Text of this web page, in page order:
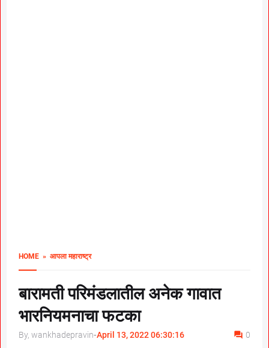
HOME » आपला महाराष्ट्र
बारामती परिमंडलातील अनेक गावात
भारनियमनाचा फटका
By, wankhadepravin-April 13, 2022 06:30:16 0